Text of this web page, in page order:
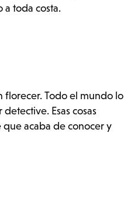
a toda costa.
florecer. Todo el mundo lo
Esas cosas
acaba de conocer y